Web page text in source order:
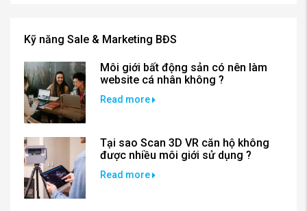
Kỹ năng Sale & Marketing BĐS
Môi giới bất động sản có nên làm
website cá nhân không ?
Read more
Tại sao Scan 3D VR căn hộ không
được nhiều môi giới sử dụng ?
Read more